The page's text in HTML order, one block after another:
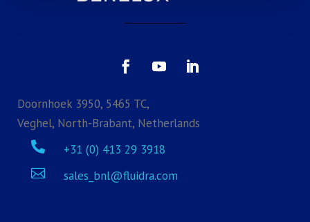
Doornhoek 3950, 5465 TC,
Veghel, North-Brabant, Netherlands
 +31 (0) 413 29 3918
 sales_bnl@fluidra.com